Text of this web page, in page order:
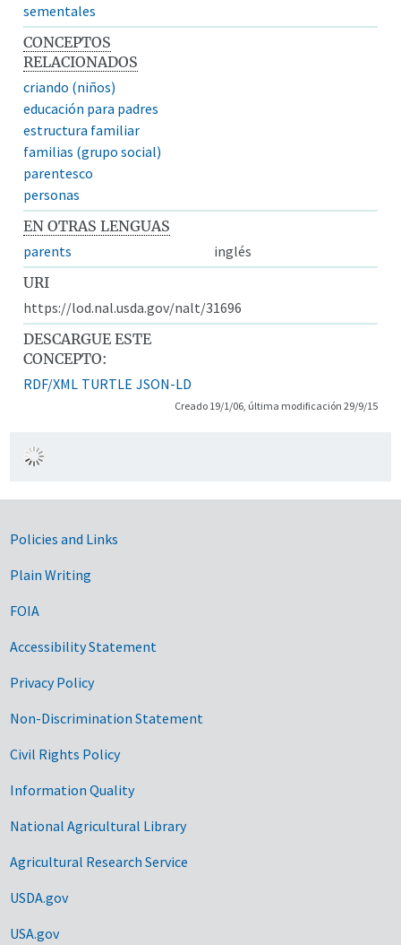
sementales
CONCEPTOS
RELACIONADOS
criando (niños)
educación para padres
estructura familiar
familias (grupo social)
parentesco
personas
EN OTRAS LENGUAS
parents
inglés
URI
https://lod.nal.usda.gov/nalt/31696
DESCARGUE ESTE
CONCEPTO:
RDF/XML TURTLE JSON-LD
Creado 19/1/06, última modificación 29/9/15
Government Links
Policies and Links
Plain Writing
FOIA
Accessibility Statement
Privacy Policy
Non-Discrimination Statement
Civil Rights Policy
Information Quality
National Agricultural Library
Agricultural Research Service
USDA.gov
USA.gov